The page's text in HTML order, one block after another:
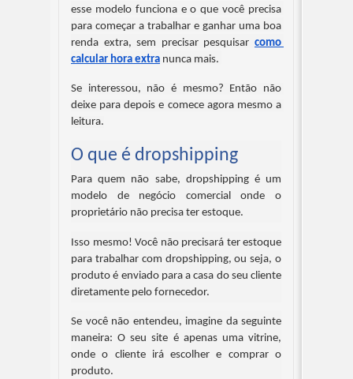
esse modelo funciona e o que você precisa
para começar a trabalhar e ganhar uma boa
renda extra, sem precisar pesquisar como
calcular hora extra nunca mais.
Se interessou, não é mesmo? Então não
deixe para depois e comece agora mesmo a
leitura.
O que é dropshipping
Para quem não sabe, dropshipping é um
modelo de negócio comercial onde o
proprietário não precisa ter estoque.
Isso mesmo! Você não precisará ter estoque
para trabalhar com dropshipping, ou seja, o
produto é enviado para a casa do seu cliente
diretamente pelo fornecedor.
Se você não entendeu, imagine da seguinte
maneira: O seu site é apenas uma vitrine,
onde o cliente irá escolher e comprar o
produto.